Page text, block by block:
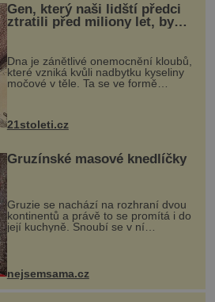
Gen, který naši lidští předci
ztratili před miliony let, by
mohl pomoci s léčbou
„nemoci králů“
Dna je zánětlivé onemocnění kloubů,
které vzniká kvůli nadbytku kyseliny
močové v těle. Ta se ve formě
nohou, a způsobuje bole...
21stoleti.cz
Gruzínské masové knedlíčky
Gruzie se nachází na rozhraní dvou
kontinentů a právě to se promítá i do
její kuchyně. Snoubí se v ní
evropské a asijské chutě a díky tomu
vznikají rozmanité a chuťově bohaté
pokrmy, které rozhodně st...
nejsemsama.cz